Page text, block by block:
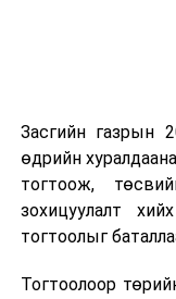
Засгийн газрын
өдрийн
тогтоож,
зохицуулалт
тогтоолыг
Тогтоолоор